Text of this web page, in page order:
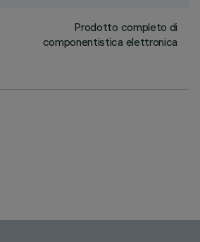
Prodotto completo di
componentistica elettronica